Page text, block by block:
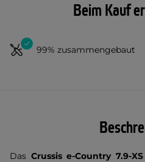
Beim Kauf
99% zusammengebaut
Das Crussis e-Country 7.9-XS